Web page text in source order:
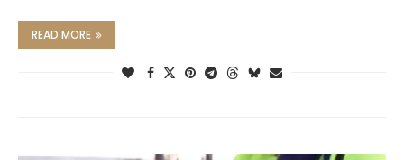
READ MORE